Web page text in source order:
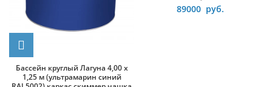
Бассейн круглый Лагуна 4,00 х
1,25 м (ультрамарин синий
89000 руб.